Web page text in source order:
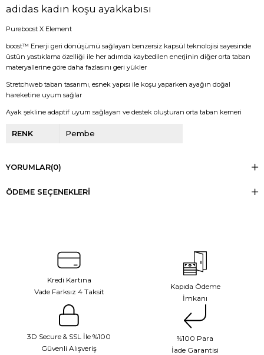
adidas kadın koşu ayakkabısı
Pureboost X Element
boost™ Enerji geri dönüşümü sağlayan benzersiz kapsül teknolojisi sayesinde
üstün yastıklama özelliği ile her adımda kaybedilen enerjinin diğer orta taban
materyallerine göre daha fazlasını geri yükler
Stretchweb taban tasarımı, esnek yapısı ile koşu yaparken ayağın doğal
hareketine uyum sağlar
Ayak şekline adaptif uyum sağlayan ve destek oluşturan orta taban kemeri
RENK Pembe
YORUMLAR(0)
ÖDEME SEÇENEKLERI
Kredi Kartına
Vade Farksız 4 Taksit
Kapıda Ödeme
İmkanı
3D Secure & SSL İle %100
Güvenli Alışveriş
%100 Para
İade Garantisi